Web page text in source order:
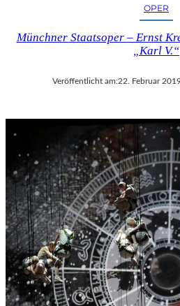
OPER
Münchner Staatsoper – Ernst
„Karl V.“
Veröffentlicht am:22. Februar